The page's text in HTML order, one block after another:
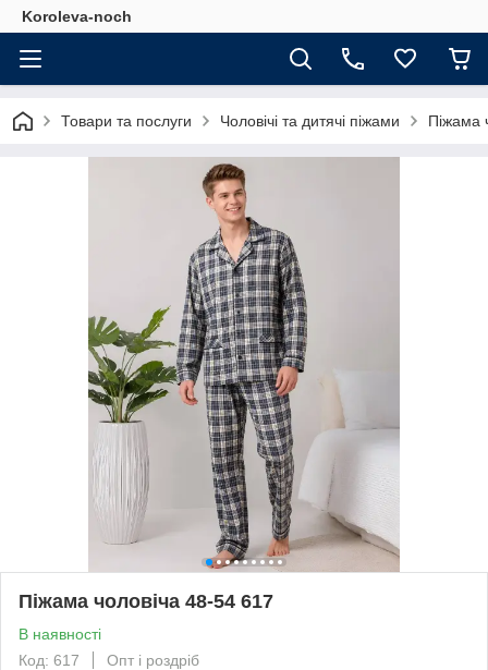
Koroleva-noch
Товари та послуги Чоловічі та дитячі піжами Піжама
Піжама чоловіча 48-54 617
В наявності
Код: 617
Опт і роздріб